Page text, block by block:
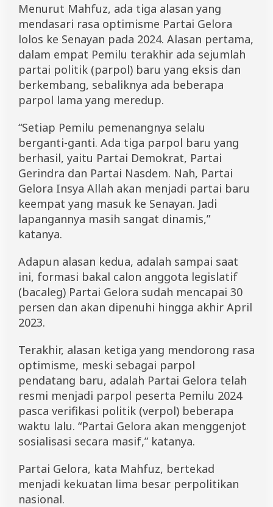
e
o
r
a
i
a
p
k
n
S
r
a
e
g
i
Menurut Mahfuz, ada tiga alasan yang
mendasari rasa optimisme Partai Gelora
lolos ke Senayan pada 2024. Alasan pertama,
dalam empat Pemilu terakhir ada sejumlah
partai politik (parpol) baru yang eksis dan
berkembang, sebaliknya ada beberapa
parpol lama yang meredup.
“Setiap Pemilu pemenangnya selalu
berganti-ganti. Ada tiga parpol baru yang
berhasil, yaitu Partai Demokrat, Partai
Gerindra dan Partai Nasdem. Nah, Partai
Gelora Insya Allah akan menjadi partai baru
keempat yang masuk ke Senayan. Jadi
lapangannya masih sangat dinamis,”
katanya.
Adapun alasan kedua, adalah sampai saat
ini, formasi bakal calon anggota legislatif
(bacaleg) Partai Gelora sudah mencapai 30
persen dan akan dipenuhi hingga akhir April
2023.
Terakhir, alasan ketiga yang mendorong rasa
optimisme, meski sebagai parpol
pendatang baru, adalah Partai Gelora telah
resmi menjadi parpol peserta Pemilu 2024
pasca verifikasi politik (verpol) beberapa
waktu lalu. “Partai Gelora akan menggenjot
sosialisasi secara masif,” katanya.
Partai Gelora, kata Mahfuz, bertekad
menjadi kekuatan lima besar perpolitikan
nasional.